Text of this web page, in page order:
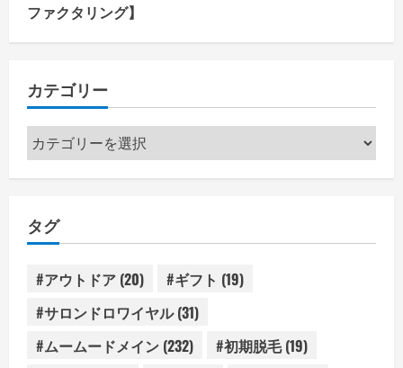
ファクタリング】
カテゴリー
カ
テ
ー
タグ
#アウトドア (20) #ギフト (19)
#サロンドロワイヤル(31)
#ムームードメイン (232) #初期脱毛(19)